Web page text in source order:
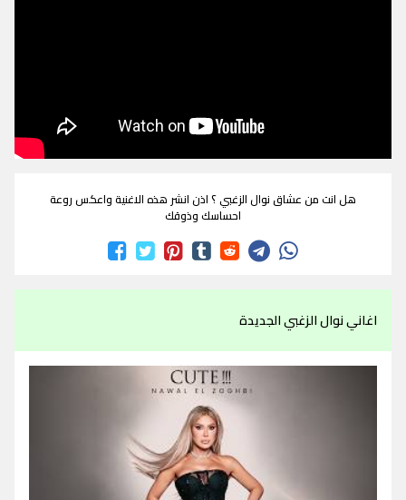
هل انت من عشاق نوال الزغبي ؟ اذن انشر هذه الاغنية واعكس روعة
احساسك وذوقك
اغاني نوال الزغبي الجديدة